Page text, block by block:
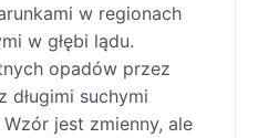
w regionach
w głębi lądu.
opadów przez
długimi suchymi
jest zmienny, ale